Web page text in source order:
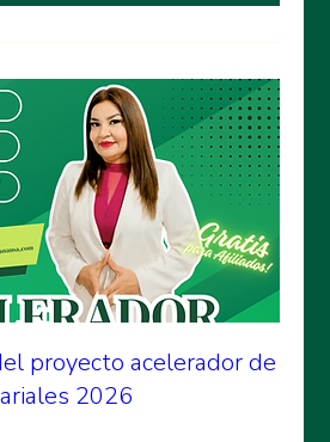
proyecto acelerador de
2026